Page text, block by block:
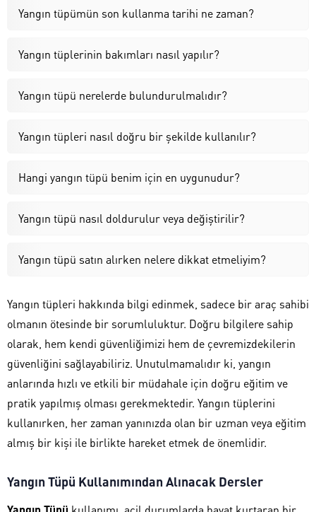
Yangın tüpümün son kullanma tarihi ne zaman?
Yangın tüplerinin bakımları nasıl yapılır?
Yangın tüpü nerelerde bulundurulmalıdır?
Yangın tüpleri nasıl doğru bir şekilde kullanılır?
Hangi yangın tüpü benim için en uygunudur?
Yangın tüpü nasıl doldurulur veya değiştirilir?
Yangın tüpü satın alırken nelere dikkat etmeliyim?
Yangın tüpleri hakkında bilgi edinmek, sadece bir araç sahibi
olmanın ötesinde bir sorumluluktur. Doğru bilgilere sahip
olarak, hem kendi güvenliğimizi hem de çevremizdekilerin
güvenliğini sağlayabiliriz. Unutulmamalıdır ki, yangın
anlarında hızlı ve etkili bir müdahale için doğru eğitim ve
pratik yapılmış olması gerekmektedir. Yangın tüplerini
kullanırken, her zaman yanınızda olan bir uzman veya eğitim
almış bir kişi ile birlikte hareket etmek de önemlidir.
Yangın Tüpü Kullanımından Alınacak Dersler